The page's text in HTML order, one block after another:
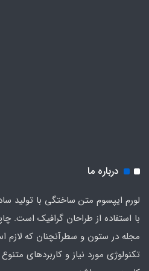
درباره ما
لورم ایپسوم متن ساختگی با تولید
با استفاده از طراحان گرافیک است.
مجله در ستون و سطرآنچنان که لازم
تکنولوژی مورد نیاز و کاربردهای